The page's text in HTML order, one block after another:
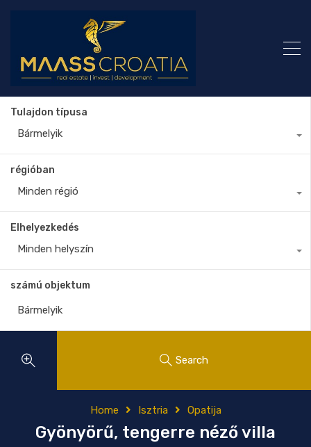
Tulajdon típusa
Bármelyik
régióban
Minden régió
Elhelyezkedés
Minden helyszín
számú objektum
Search
Home Isztria Opatija
Gyönyörű, tengerre néző villa